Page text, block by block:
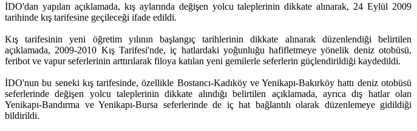
İDO'dan yapılan açıklamada, kış aylarında değişen yolcu taleplerinin dikkate alınarak, 24 Eylül 2009
tarihinde kış tarifesine geçileceği ifade edildi.
Kış tarifesinin yeni öğretim yılının başlangıç tarihlerinin dikkate alınarak düzenlendiği belirtilen
açıklamada, 2009-2010 Kış Tarifesi'nde, iç hatlardaki yoğunluğu hafifletmeye yönelik deniz otobüsü,
feribot ve vapur seferlerinin arttırılarak filoya katılan yeni gemilerle seferlerin güçlendirildiği kaydedildi.
İDO'nun bu seneki kış tarifesinde, özellikle Bostancı-Kadıköy ve Yenikapı-Bakırköy hattı deniz otobüsü
seferlerinde değişen yolcu taleplerinin dikkate alındığı belirtilen açıklamada, ayrıca dış hatlar olan
Yenikapı-Bandırma ve Yenikapı-Bursa seferlerinde de iç hat bağlantılı olarak düzenlemeye gidildiği
bildirildi.